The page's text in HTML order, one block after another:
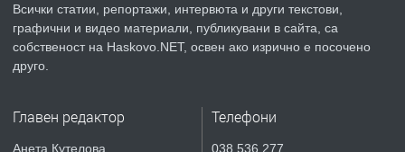
преди 4 дни
ПРЕДЛАГА
Продавам парцел в гр. Хасково кв.
Всички статии, репортажи, интервюта и други текстови,
графични и видео материали, публикувани в сайта, са
собственост на Haskovo.NET, освен ако изрично е посочено
друго.
Главен редактор
Анета Кутелова
Телефони
038 536 277